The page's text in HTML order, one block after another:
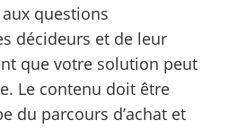
questions
décideurs et de leur
que votre solution peut
Le contenu doit être
du parcours d’achat et